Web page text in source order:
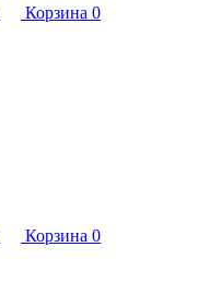
Корзина 0
Корзина 0